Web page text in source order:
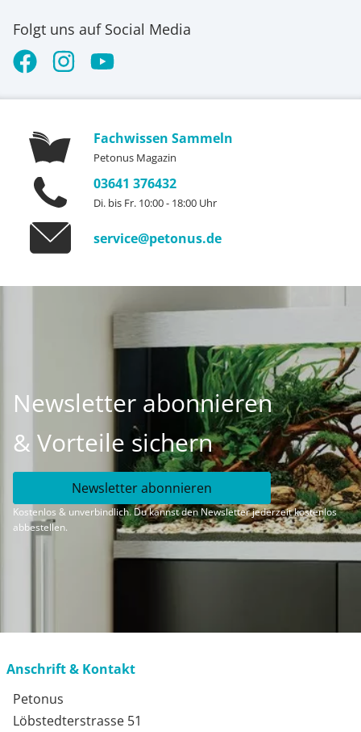
Folgt uns auf Social Media
Fachwissen Sammeln
Petonus Magazin
03641 376432
Di. bis Fr. 10:00 - 18:00 Uhr
service@petonus.de
Newsletter abonnieren
& Vorteile sichern
Newsletter abonnieren
Kostenlos & unverbindlich. Du kannst den Newsletter jederzeit kostenlos
abbestellen.
Anschrift & Kontakt
Petonus
Löbstedterstrasse 51